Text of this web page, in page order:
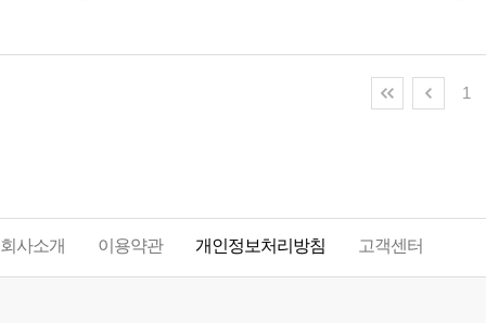
1
회사소개 이용약관 개인정보처리방침 고객센터